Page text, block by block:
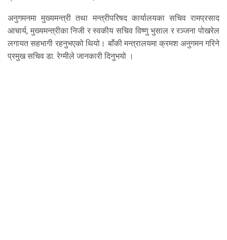
अनुगमनमा मुख्यमन्त्री तथा मन्त्रीपरिषद कार्यालयका सचिव रामप्रसाद
आचार्य, मुख्यमन्त्रीका निजी र स्वकीय सचिव विष्णु भुसाल र रञ्जना पोखरेल
लगायत सहभागी रहनुभएको थियो। बाँकी मन्त्रालयमा क्रमश अनुगमन गरिने
प्रमुख सचिव डा. रेग्मीले जानकारी दिनुभयो ।